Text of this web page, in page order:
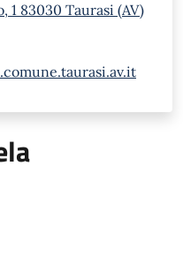
1 83030 Taurasi (AV)